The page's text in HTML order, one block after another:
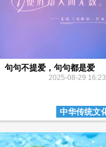
句句不提爱，句句都是爱
2025-08-29
中华传统文